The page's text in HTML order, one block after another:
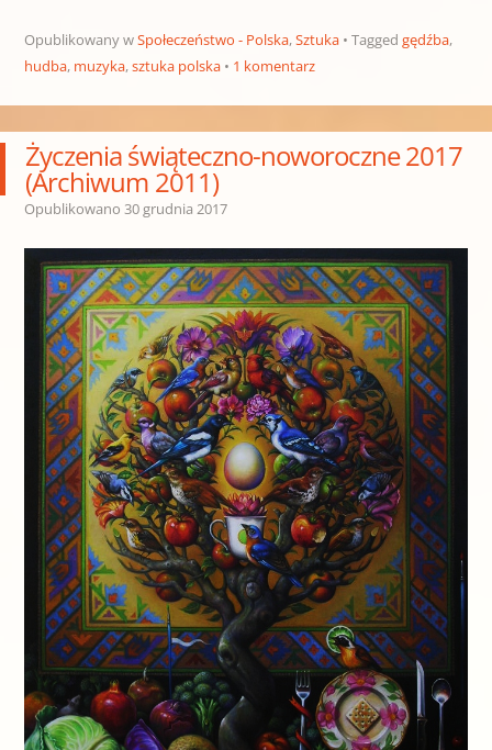
Opublikowany wSpołeczeństwo - Polska,Sztuka Tagged gędźba,
hudba, muzyka,sztuka polska 1 komentarz
Życzenia świąteczno-noworoczne 2017
(Archiwum 2011)
Opublikowano 30 grudnia 2017